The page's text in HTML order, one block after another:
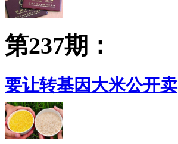
第237期：
要让转基因大米公开卖